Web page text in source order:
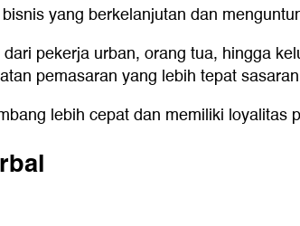
yang berkelanjutan dan
pekerja urban, orang tua, hingga
pemasaran yang lebih tepat
lebih cepat dan memiliki loyalitas